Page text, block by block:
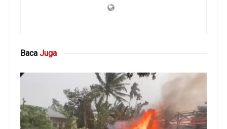
Baca Juga